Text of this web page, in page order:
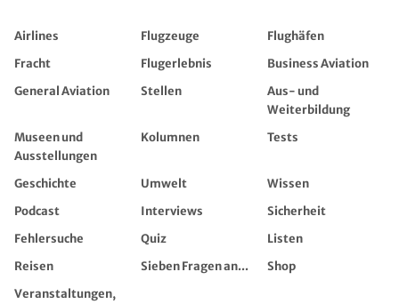
Airlines Flugzeuge
Flughäfen
Fracht
Flugerlebnis
Business Aviation
General Aviation
Stellen
Aus- und
Weiterbildung
Museen und
Ausstellungen
Kolumnen Tests
Geschichte Umwelt
Wissen
Podcast
Interviews
Sicherheit
Fehlersuche
Quiz
Listen
Reisen
Sieben Fragen an...
Shop
Veranstaltungen,